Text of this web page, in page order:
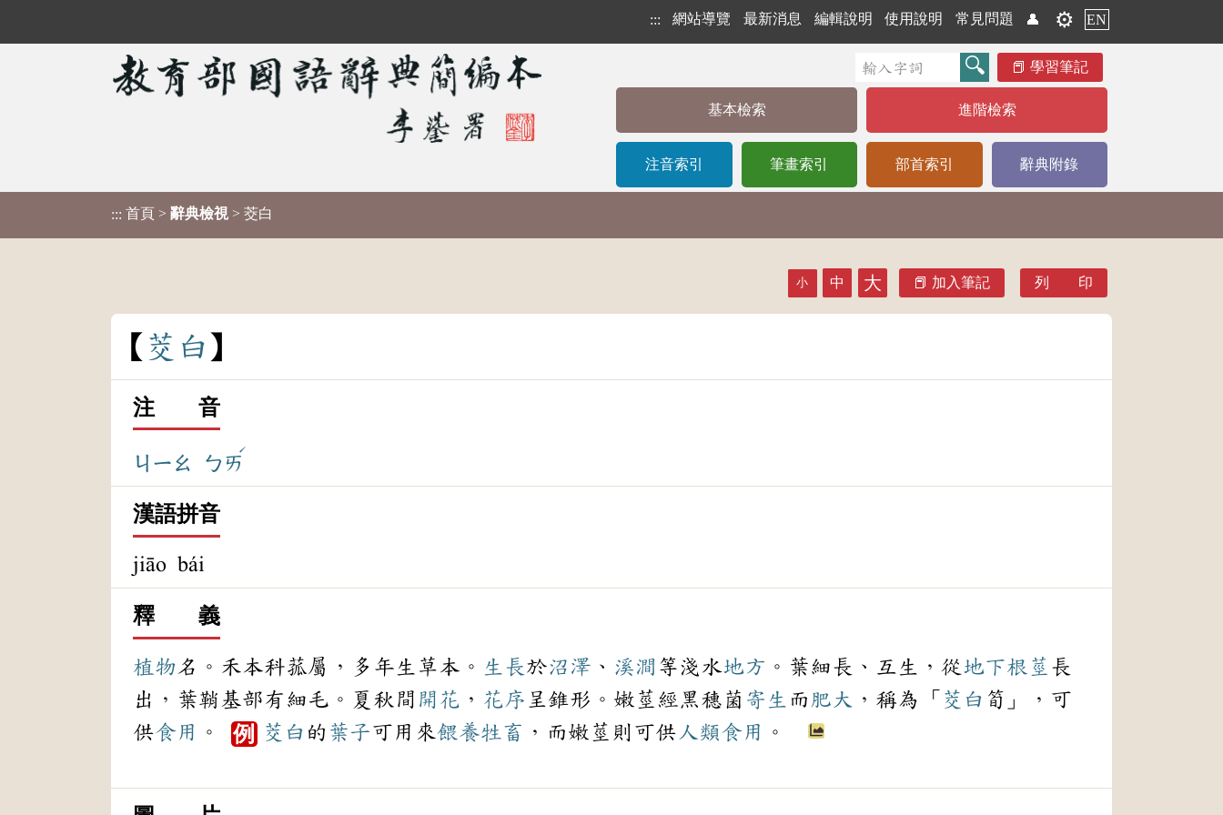
::: 網站導覽 最新消息 編輯說明 使用說明 常見問題 👤 ⚙️ EN
學習筆記
基本檢索 進階檢索
注音索引 筆畫索引 部首索引 辭典附錄
::: 首頁 > 辭典檢視 > 茭白
小 中 大 加入筆記 列 印
茭 白
注 音
ㄐㄧㄠ ㄅㄞ
ˊ
漢語拼音
jiāo bái
釋 義
植物名。禾本科菰屬，多年生草本。 生長於沼澤 、 溪澗 等淺水地方 。葉細長、互生，從 地下根莖 長
出，葉鞘基部有細毛。夏秋間 開花 ， 花序 呈錐形。嫩莖經黑穗菌 寄生 而 肥大 ，稱為「 茭白 筍」，可
供食用 。 例 茭白 的 葉子可用來餵養牲畜 ，而嫩莖則可供人類食用 。